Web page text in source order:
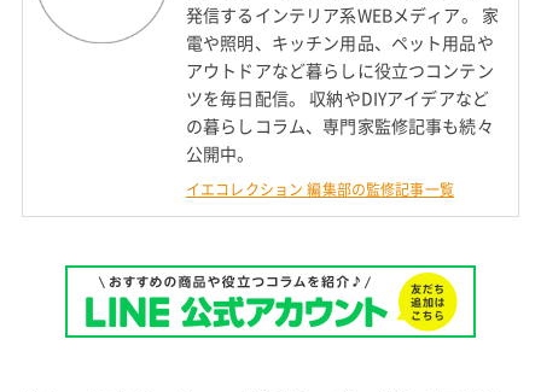
発信するインテリア系WEBメディア。 家
電や照明、キッチン用品、ペット用品や
アウトドアなど暮らしに役立つコンテン
ツを毎日配信。 収納やDIYアイデアなど
の暮らしコラム、専門家監修記事も続々
公開中。
イエコレクション 編集部の監修記事一覧